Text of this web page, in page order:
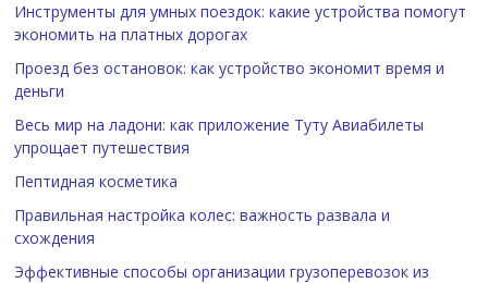
Инструменты для умных поездок: какие устройства помогут
экономить на платных дорогах
Проезд без остановок: как устройство экономит время и
деньги
Весь мир на ладони: как приложение Туту Авиабилеты
упрощает путешествия
Пептидная косметика
Правильная настройка колес: важность развала и
схождения
Эффективные способы организации грузоперевозок из